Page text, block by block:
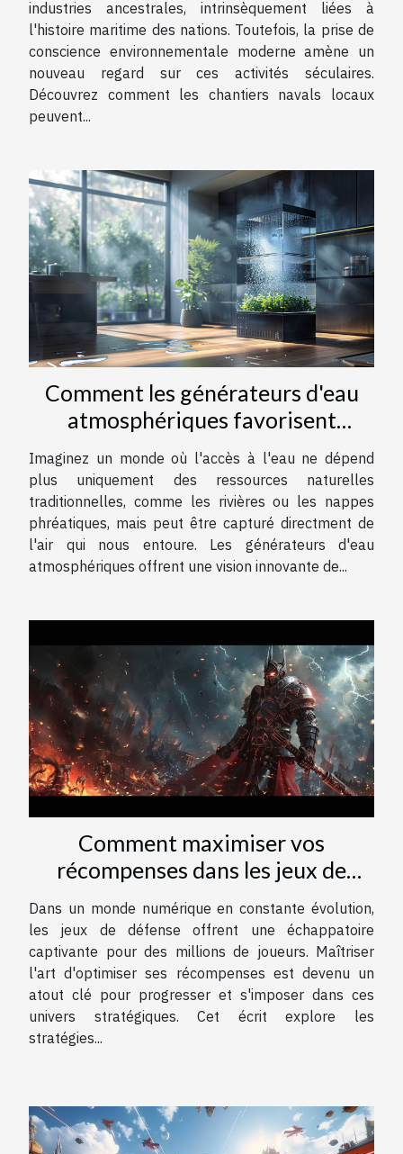
industries ancestrales, intrinsèquement liées à
l'histoire maritime des nations. Toutefois, la prise de
conscience environnementale moderne amène un
nouveau regard sur ces activités séculaires.
Découvrez comment les chantiers navals locaux
peuvent...
Comment les générateurs d'eau
atmosphériques favorisent
l'autonomie en eau
Imaginez un monde où l'accès à l'eau ne dépend
plus uniquement des ressources naturelles
traditionnelles, comme les rivières ou les nappes
phréatiques, mais peut être capturé directment de
l'air qui nous entoure. Les générateurs d'eau
atmosphériques offrent une vision innovante de...
Comment maximiser vos
récompenses dans les jeux de
défense avec des codes
Dans un monde numérique en constante évolution,
les jeux de défense offrent une échappatoire
captivante pour des millions de joueurs. Maîtriser
l'art d'optimiser ses récompenses est devenu un
atout clé pour progresser et s'imposer dans ces
univers stratégiques. Cet écrit explore les
stratégies...